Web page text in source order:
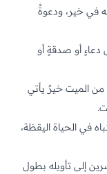
في خير، ودعوةٌ
دعاءٍ أو صدقةٍ أو
من الميت خيرٌ يأتي
.
في الحياة اليقظة،
إلى تأويله بطول